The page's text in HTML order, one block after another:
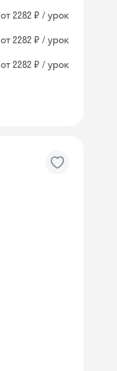
от 2282 ₽ / урок
от 2282 ₽ / урок
от 2282 ₽ / урок